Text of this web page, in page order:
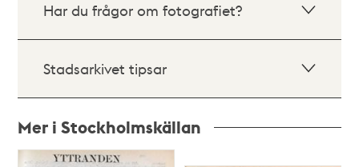
Har du frågor om fotografiet?
Stadsarkivet tipsar
Mer i Stockholmskällan
Relaterade